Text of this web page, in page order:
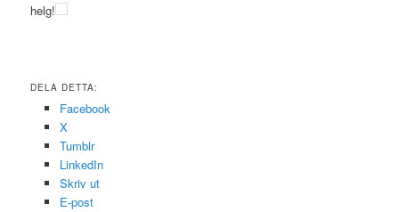
helg!
DELA DETTA:
Facebook
X
Tumblr
LinkedIn
Skriv ut
E-post